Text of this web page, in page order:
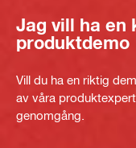
Jag vill ha en
produktdemo
Vill du ha en riktig
av våra
genomgång.